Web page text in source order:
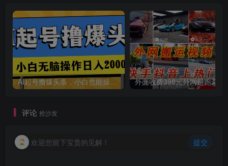
AI起号撸爆头条，小白也能操作，日入2000+
评论 抢沙发
欢迎您留下宝贵的见解！ 提交